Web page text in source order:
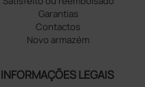
Garantias
Contactos
Novo armazém
INFORMAÇÕES LEGAIS